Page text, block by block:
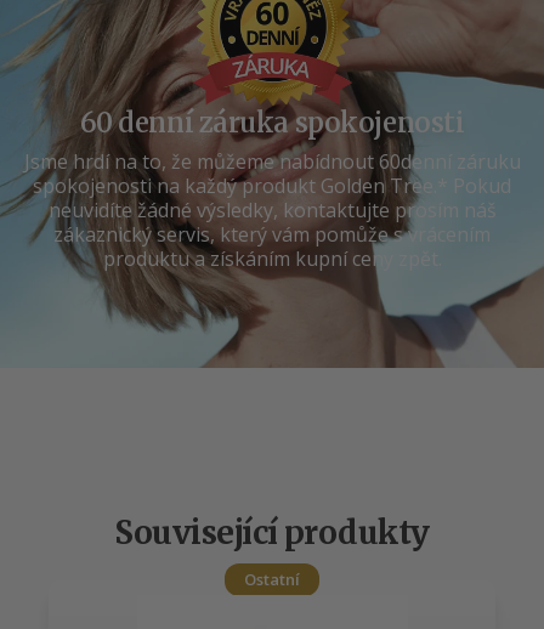
60 denní záruka spokojenosti
Jsme hrdí na to, že můžeme nabídnout 60denní záruku
spokojenosti na každý produkt Golden Tree.* Pokud
neuvidíte žádné výsledky, kontaktujte prosím náš
zákaznický servis, který vám pomůže s vrácením
produktu a získáním kupní ceny zpět.
Související produkty
Ostatní